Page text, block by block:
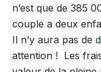
n’est que de 385
couple a deux
Il n’y aura pas de
attention ! Les